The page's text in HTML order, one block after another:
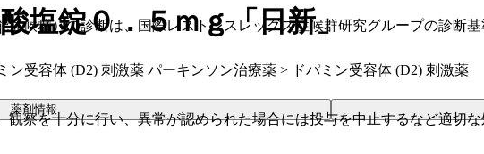
症候群）の診断は、国際レストレスレッグス症候群研究グループの診断
観察を十分に行い、異常が認められた場合には投与を中止するなど適切
塩錠０．５ｍｇ「日新」
ン受容体 (D2) 刺激薬 パーキンソン治療薬 > ドパミン受容体 (D2) 刺激薬
薬剤情報